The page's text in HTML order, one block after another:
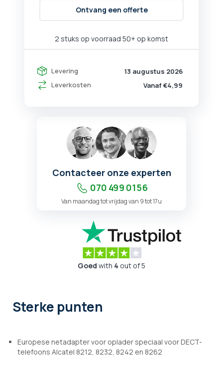
2 stuks op voorraad 50+ op komst
Levering
13 augustus 2026
Leverkosten
Vanaf €4,99
Ontvang een offerte
Contacteer onze experten
070 499 01 56
Van maandag tot vrijdag van 9 tot 17u
Goed with 4 out of 5
Sterke punten
Europese netadapter voor oplader speciaal voor DECT-
telefoons Alcatel 8212, 8232, 8242 en 8262